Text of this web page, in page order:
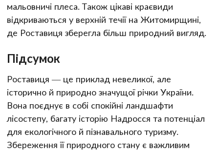
мальовничі плеса. Також цікаві краєвиди
відкриваються у верхній течії на Житомирщині,
де Роставиця зберегла більш природний вигляд.
Підсумок
Роставиця — це приклад невеликої, але
історично й природно значущої річки України.
Вона поєднує в собі спокійні ландшафти
лісостепу, багату історію Надросся та потенціал
для екологічного й пізнавального туризму.
Збереження її природного стану є важливим